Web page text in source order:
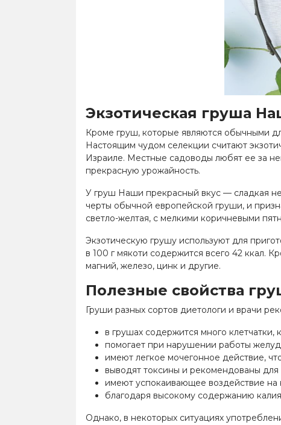
Экзотическая груша
Кроме груш, которые являются обычными
Настоящим чудом селекции считают
Израиле. Местные садоводы любят ее за
прекрасную урожайность.
У груш Наши прекрасный вкус — сладкая
черты обычной европейской груши, и
светло-желтая, с мелкими коричневыми
Экзотическую грушу используют для
в 100 г мякоти содержится всего 42 ккал.
магний, железо, цинк и другие.
Полезные свойства
Груши разных сортов диетологи и врачи
в грушах содержится много клетчатки,
помогает при нарушении работы
имеют легкое мочегонное действие,
выводят токсины и рекомендованы для
имеют успокаивающее воздействие
благодаря высокому содержанию
Однако, в некоторых ситуациях